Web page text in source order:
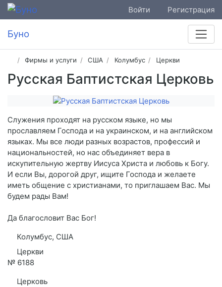
Войти Регистрация
Буно
Фирмы и услуги США Колумбус Церкви
Русская Баптистская Церковь
Служения проходят на русском языке, но мы
прославляем Господа и на украинском, и на английском
языках. Мы все люди разных возрастов, профессий и
национальностей, но нас объединяет вера в
искупительную жертву Иисуса Христа и любовь к Богу.
И если Вы, дорогой друг, ищите Господа и желаете
иметь общение с христианами, то приглашаем Вас. Мы
будем рады Вам!
Да благословит Вас Бог!
Колумбус, США
Церкви
№ 6188
Церковь